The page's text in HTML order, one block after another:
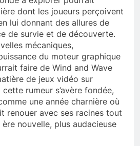
dont les joueurs perçoivent
lui donnant des allures de
de survie et de découverte.
mécaniques,
du moteur graphique
faire de Wind and Wave
de jeux vidéo sur
rumeur s’avère fondée,
une année charnière où
renouer avec ses racines tout
nouvelle, plus audacieuse